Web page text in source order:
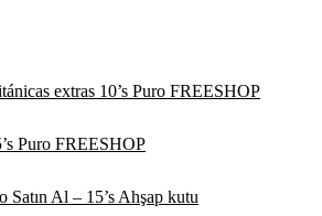
extras 10’s Puro FREESHOP
Puro FREESHOP
Satın Al – 15’s Ahşap kutu